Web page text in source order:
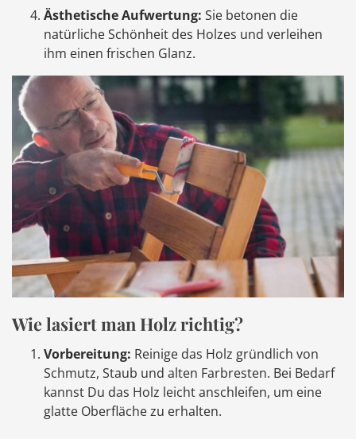
Ästhetische Aufwertung: Sie betonen die
natürliche Schönheit des Holzes und verleihen
ihm einen frischen Glanz.
Wie lasiert man Holz richtig?
Vorbereitung: Reinige das Holz gründlich von
Schmutz, Staub und alten Farbresten. Bei Bedarf
kannst Du das Holz leicht anschleifen, um eine
glatte Oberfläche zu erhalten.